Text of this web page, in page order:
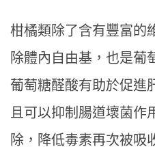
柑橘類除了含有豐富的
除體內自由基，也是葡
葡萄糖醛酸有助於促進
且可以抑制腸道壞菌作
除，降低毒素再次被吸